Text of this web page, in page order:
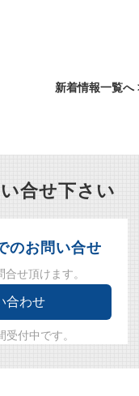
新着情報一覧へ
合せ下さい
のお問い合せ
せ頂けます。
合わせ
付中です。